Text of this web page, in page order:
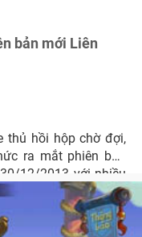
bản mới Liên
thủ hồi hộp chờ đợi,
ra mắt phiên bản
12/2013 với nhiều